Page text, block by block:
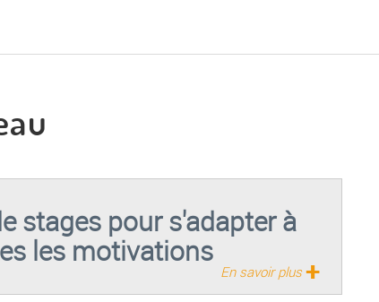
stages pour s'adapter à
les motivations
En savoir plus+